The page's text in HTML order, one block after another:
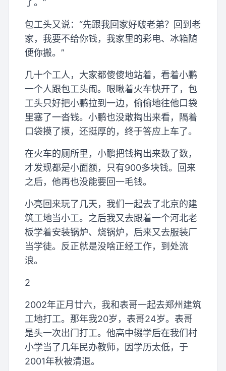
了。”
包工头又说：“先跟我回家好啵老弟？回到老
家，我要不给你钱，我家里的彩电、冰箱随
便你搬。”
几十个工人，大家都傻傻地站着，看着小鹏
一个人跟包工头闹。眼瞅着火车快开了，包
工头只好把小鹏拉到一边，偷偷地往他口袋
里塞了一沓钱。小鹏也没敢掏出来看，隔着
口袋摸了摸，还挺厚的，终于答应上车了。
在火车的厕所里，小鹏把钱掏出来数了数，
才发现都是小面额，只有900多块钱。回来
之后，他再也没能要回一毛钱。
小亮回来玩了几天，我们一起去了北京的建
筑工地当小工。之后我又去跟着一个河北老
板学着安装锅炉、烧锅炉，后来又去服装厂
当学徒。反正就是没啥正经工作，到处流
浪。
2
2002年正月廿六，我和表哥一起去郑州建筑
工地打工。那年我20岁，表哥24岁。表哥
是头一次出门打工。他高中辍学后在我们村
小学当了几年民办教师，因学历太低，于
2001年秋被清退。